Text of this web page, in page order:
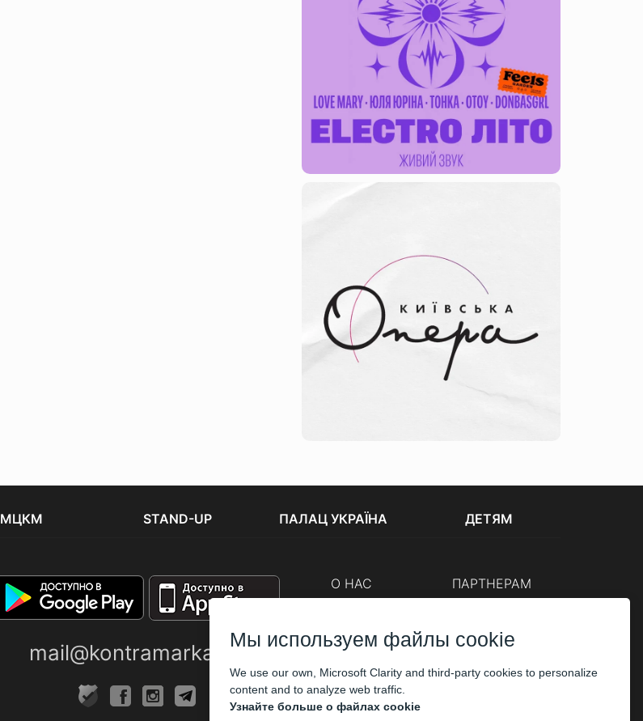
МЦКМ STAND-UP ПАЛАЦ УКРАЇНА ДЕТЯМ
mail@kontramarka.ua
О НАС ПАРТНЕРАМ
Корпоративным клиентам
Мы используем файлы cookie
We use our own, Microsoft Clarity and third-party cookies to personalize
content and to analyze web traffic.
Узнайте больше о файлах cookie